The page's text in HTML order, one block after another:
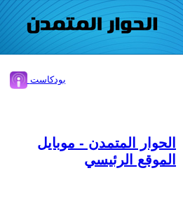
بودكاست
الحوار المتمدن - موبايل
الموقع الرئيسي